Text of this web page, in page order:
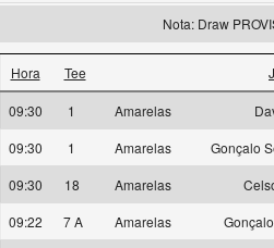
Nota: Draw
Hora Tee
09:30 1 Amarelas
09:30
1 Amarelas
Gonçalo
09:30
18 Amarelas
09:22
7 A Amarelas